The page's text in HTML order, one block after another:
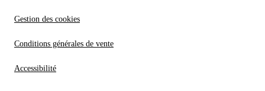
Gestion des cookies
Conditions générales de vente
Accessibilité